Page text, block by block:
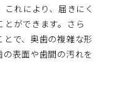
れにより、届きにく
ができます。さら
で、奥歯の複雑な形
表面や歯間の汚れを